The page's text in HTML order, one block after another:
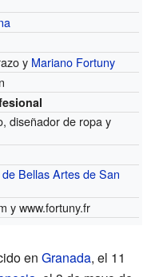
y Mariano Fortuny
diseñador de ropa y
Bellas Artes de San
ywww.fortuny.fr
en Granada, el 11